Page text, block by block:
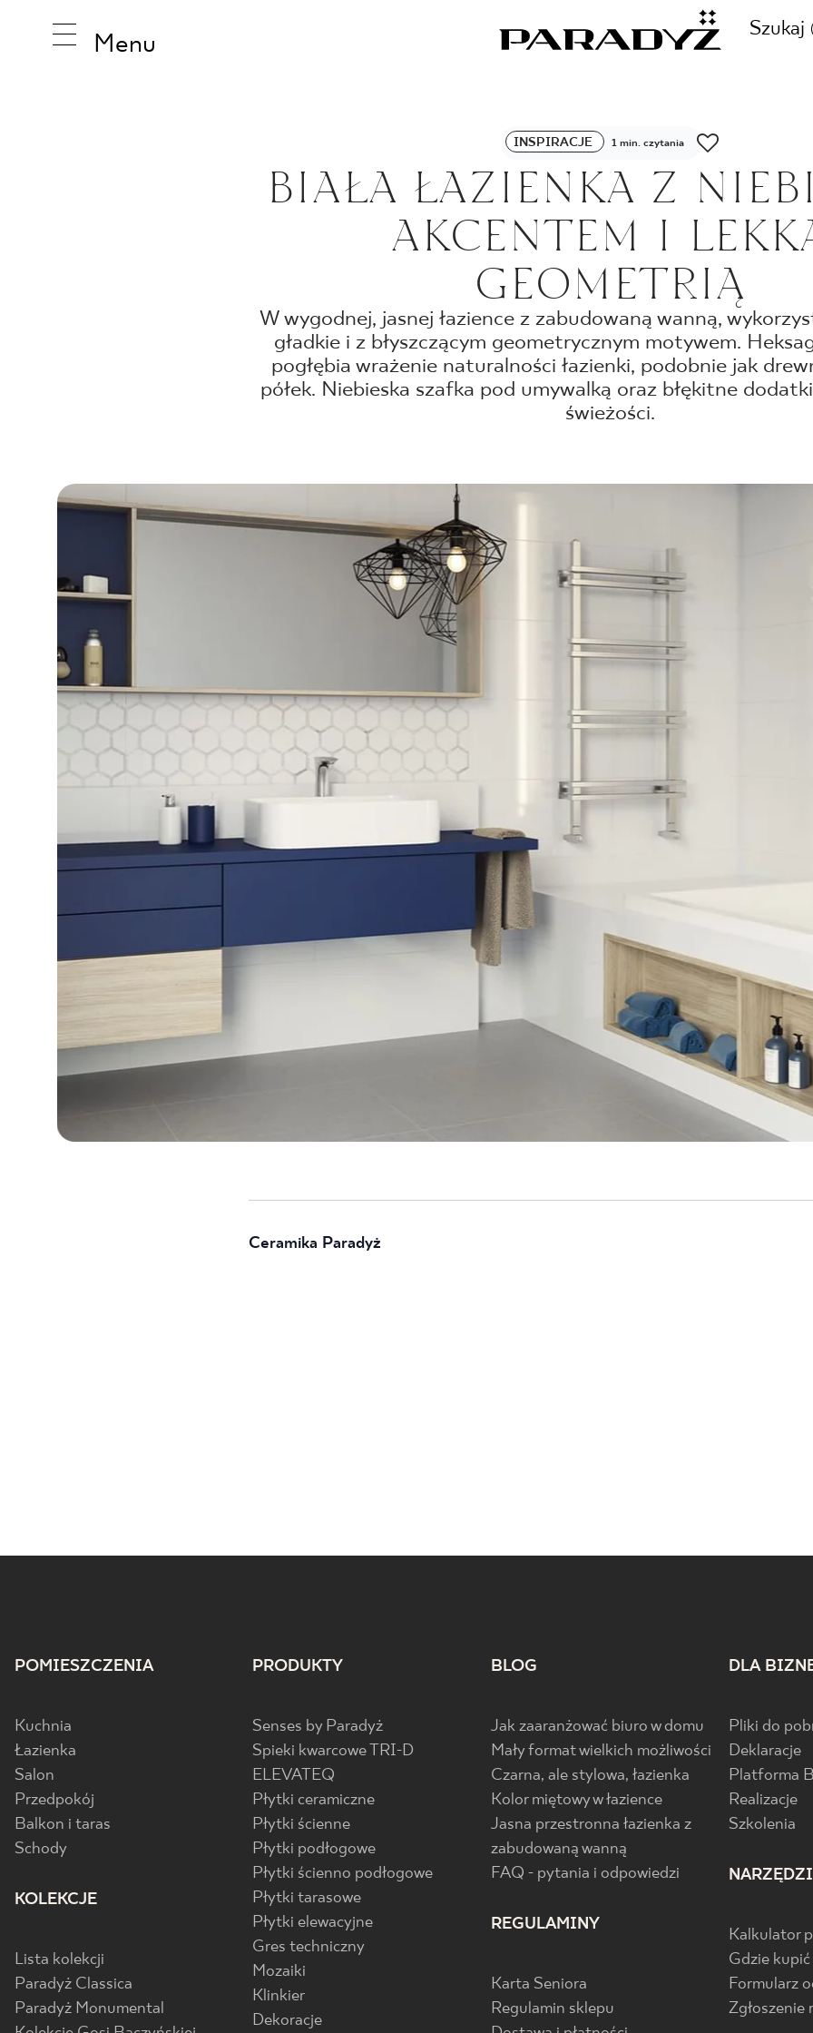
Menu
Szukaj
INSPIRACJE
PRODUKTY
KOLEKCJE
DLA BIZNESU
BLOG
O NAS
PL DE UK
ZADZWOŃ DO NAS
+48
SKLEP INTERNETOWY
44 736
INSPIRACJE 1 min. czytania
BIAŁA ŁAZIENKA Z
AKCENTEM I
GEOMETRIĄ
W wygodnej, jasnej łazience z zabudowaną wanną,
gładkie i z błyszczącym geometrycznym motywem.
pogłębia wrażenie naturalności łazienki, podobnie jak
półek. Niebieska szafka pod umywalką oraz błękitne
świeżości.
Ceramika Paradyż
POMIESZCZENIA
Kuchnia
Łazienka
Salon
Przedpokój
Balkon i taras
Schody
KOLEKCJE
Lista kolekcji
Paradyż Classica
Paradyż Monumental
PRODUKTY
Senses by Paradyż
Spieki kwarcowe TRI-D
ELEVATEQ
Płytki ceramiczne
Płytki ścienne
Płytki podłogowe
Płytki ścienno podłogowe
Płytki tarasowe
Płytki elewacyjne
Gres techniczny
Mozaiki
Klinkier
Dekoracje
BLOG
Jak zaaranżować biuro w domu
Mały format wielkich możliwości
Czarna, ale stylowa, łazienka
Kolor miętowy w łazience
Jasna przestronna łazienka z
zabudowaną wanną
FAQ - pytania i odpowiedzi
REGULAMINY
Karta Seniora
Regulamin sklepu
DLA
Pliki do
Deklaracje
Platforma
Realizacje
Szkolenia
Kalkulator
Gdzie kupić
Formularz
Zgłoszenie